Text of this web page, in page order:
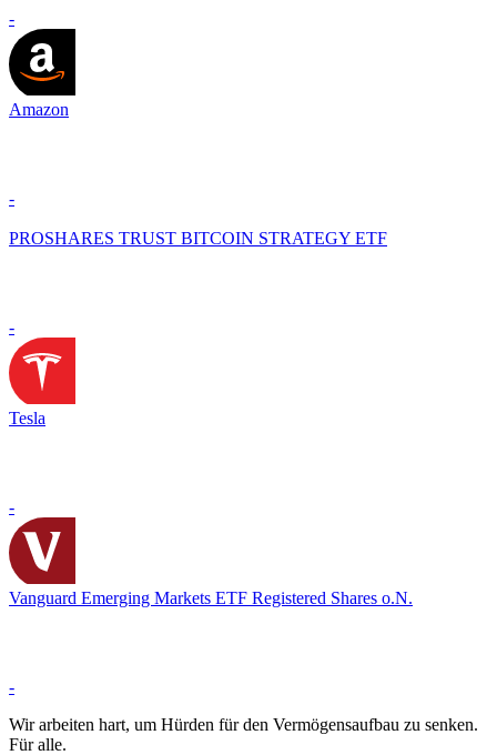
-
Amazon
-
PROSHARES TRUST BITCOIN STRATEGY ETF
-
Tesla
-
Vanguard Emerging Markets ETF Registered Shares o.N.
-
Wir arbeiten hart, um Hürden für den Vermögensaufbau zu senken.
Für alle.